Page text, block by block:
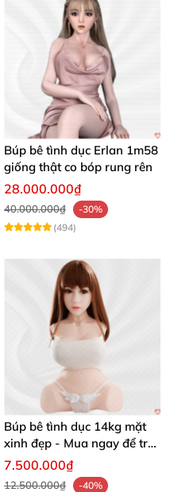
Búp bê tình dục Erlan 1m58
giống thật co bóp rung rên
28.000.000₫
40.000.000₫
-30%
(494)
Búp bê tình dục 14kg mặt
xinh đẹp - Mua ngay để trải
nghiệm
7.500.000₫
12.500.000₫
-40%